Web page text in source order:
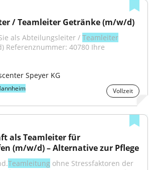
/ Teamleiter Getränke (m/w/d)
als Abteilungsleiter / Teamleiter
Referenznummer: 40780 Ihre
Speyer KG
Vollzeit
als Teamleiter für
(m/w/d) – Alternative zur Pflege
Teamleitung ohne Stressfaktoren der